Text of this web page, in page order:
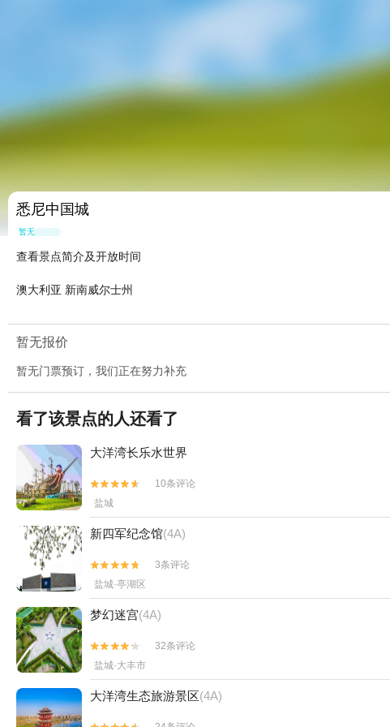
悉尼中国城
暂无点评
查看景点简介及开放时间
澳大利亚 新南威尔士州
暂无报价
暂无门票预订，我们正在努力补充
看了该景点的人还看了
大洋湾长乐水世界


10条评论
盐城
新四军纪念馆(4A)


3条评论
盐城·亭湖区
梦幻迷宫(4A)


32条评论
盐城·大丰市
大洋湾生态旅游景区(4A)